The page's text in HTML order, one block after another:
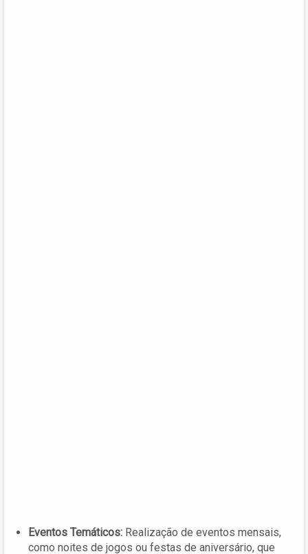
Eventos Temáticos: Realização de eventos mensais,
como noites de jogos ou festas de aniversário, que